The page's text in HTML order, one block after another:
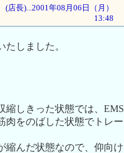
(店長)...2001年08月06日（月）
13:48
しました。
縮しきった状態では、EMS
肉をのばした状態でトレー
縮んだ状態なので、仰向け